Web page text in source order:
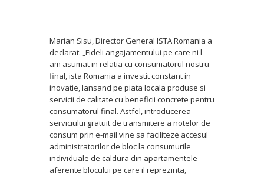
Marian Sisu, Director General ISTA Romania a
declarat: „Fideli angajamentului pe care ni l-
am asumat in relatia cu consumatorul nostru
final, ista Romania a investit constant in
inovatie, lansand pe piata locala produse si
servicii de calitate cu beneficii concrete pentru
consumatorul final. Astfel, introducerea
serviciului gratuit de transmitere a notelor de
consum prin e-mail vine sa faciliteze accesul
administratorilor de bloc la consumurile
individuale de caldura din apartamentele
aferente blocului pe care il reprezinta,